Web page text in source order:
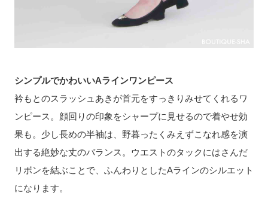
シンプルでかわいいAラインワンピース
衿もとのスラッシュあきが首元をすっきりみせてくれるワ
ンピース。顔回りの印象をシャープに見せるので着やせ効
果も。少し長めの半袖は、野暮ったくみえずこなれ感を演
出する絶妙な丈のバランス。ウエストのタックにはさんだ
リボンを結ぶことで、ふんわりとしたAラインのシルエット
になります。